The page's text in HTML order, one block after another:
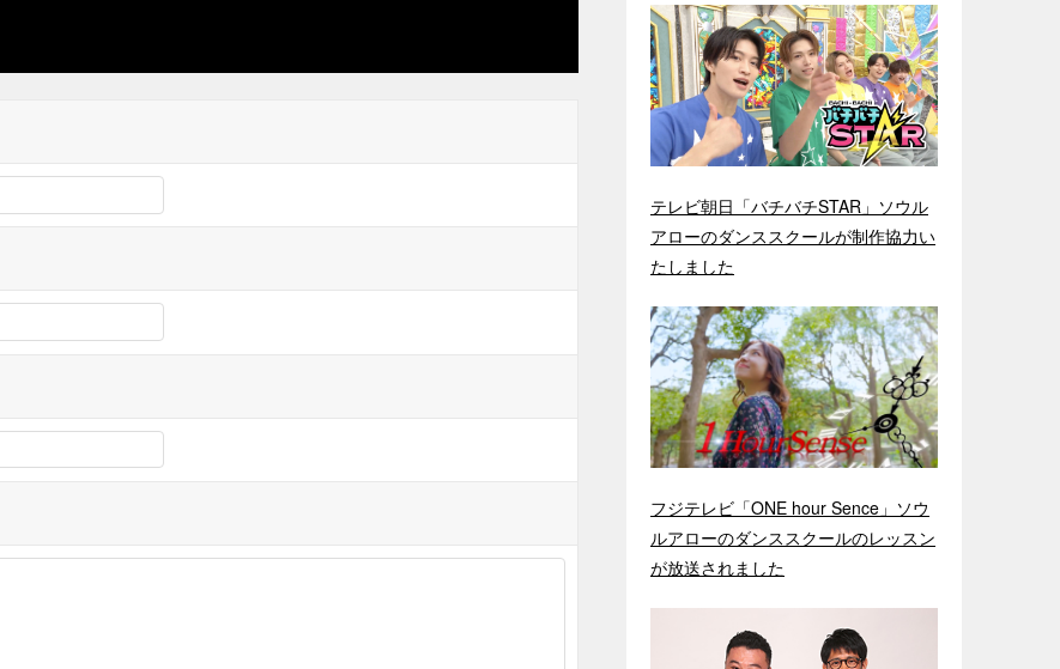
テレビ朝日「バチバチSTAR」ソウル
アローのダンススクールが制作協力い
たしました
フジテレビ「ONE hour Sence」ソウ
ルアローのダンススクールのレッスン
が放送されました